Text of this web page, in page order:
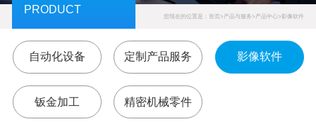
PRODUCT
您现在的位置是： 首页> 产品与服务> 产品中心> 影像软件
自动化设备 定制产品服务 影像软件
钣金加工 精密机械零件